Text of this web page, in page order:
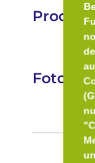
Fotos